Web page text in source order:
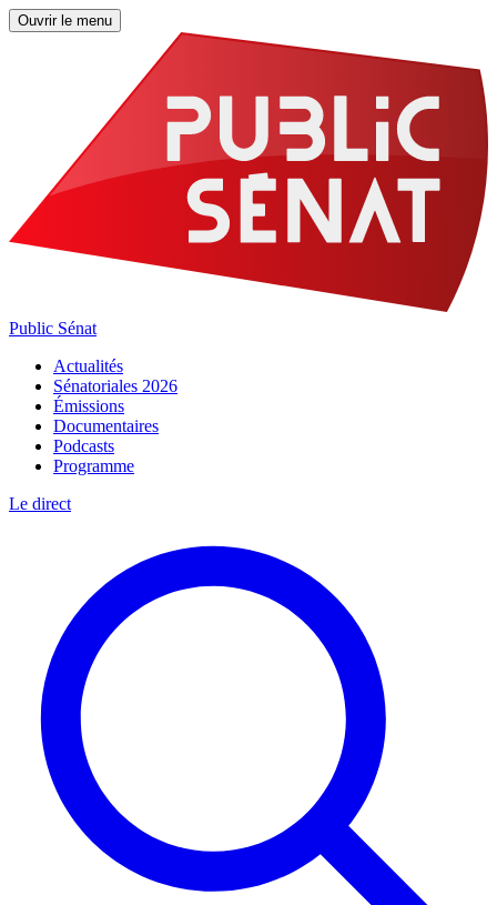
Ouvrir le menu
Public Sénat
Actualités
Sénatoriales 2026
Émissions
Documentaires
Podcasts
Programme
Le direct